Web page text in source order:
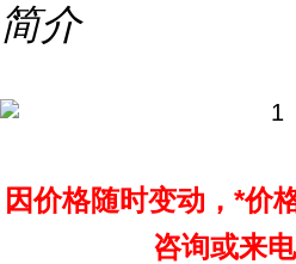
简介
因价格随时变动，*价
咨询或来电